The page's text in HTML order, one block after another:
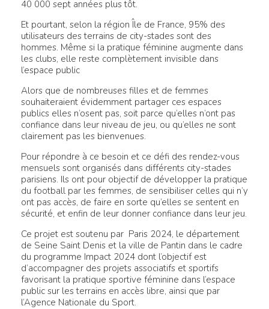
40 000 sept années plus tôt.
Et pourtant, selon la région Île de France, 95% des
utilisateurs des terrains de city-stades sont des
hommes. Même si la pratique féminine augmente dans
les clubs, elle reste complètement invisible dans
l’espace public
Alors que de nombreuses filles et de femmes
souhaiteraient évidemment partager ces espaces
publics elles n’osent pas, soit parce qu’elles n’ont pas
confiance dans leur niveau de jeu, ou qu’elles ne sont
clairement pas les bienvenues.
Pour répondre à ce besoin et ce défi des rendez-vous
mensuels sont organisés dans différents city-stades
parisiens. Ils ont pour objectif de développer la pratique
du football par les femmes, de sensibiliser celles qui n’y
ont pas accès, de faire en sorte qu’elles se sentent en
sécurité, et enfin de leur donner confiance dans leur jeu.
Ce projet est soutenu par Paris 2024, le département
de Seine Saint Denis et la ville de Pantin dans le cadre
du programme Impact 2024 dont l’objectif est
d’accompagner des projets associatifs et sportifs
favorisant la pratique sportive féminine dans l’espace
public sur les terrains en accès libre, ainsi que par
l’Agence Nationale du Sport.